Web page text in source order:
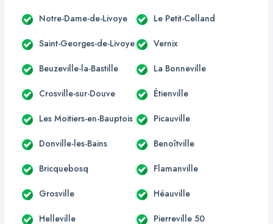
Notre-Dame-de-Livoye Le Petit-Celland
Saint-Georges-de-Livoye Vernix
Beuzeville-la-Bastille La Bonneville
Crosville-sur-Douve Étienville
Les Moitiers-en-Bauptois Picauville
Donville-les-Bains Benoîtville
Bricquebosq Flamanville
Grosville Héauville
Helleville Pierreville 50